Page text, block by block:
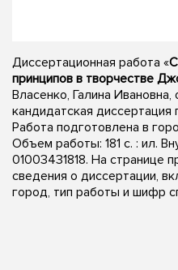
Диссертационная работа «
принципов в творчестве
Власенко, Галина Ивановна,
кандидатская диссертация
Работа подготовлена в
Объем работы: 181 c. : ил.
01003431818. На странице
сведения о диссертации,
город, тип работы и шифр